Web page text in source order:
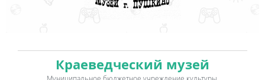
Краеведческий музей
Муниципальное бюджетное учреждение культуры